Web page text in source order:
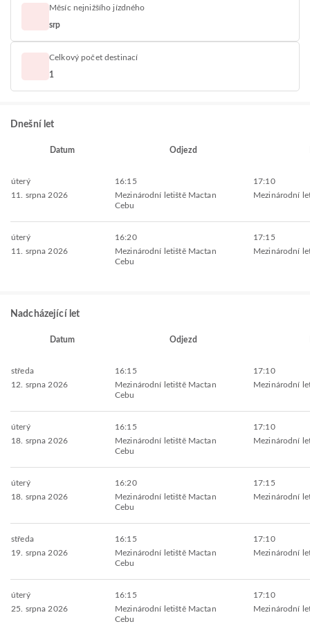
Měsíc nejnižšího jízdného
srp
Celkový počet destinací
1
Dnešní let
Datum Odjezd
úterý
11. srpna 2026
16:15
Mezinárodní letiště Mactan
Cebu
17:10
Mezinárodní
úterý
11. srpna 2026
16:20
Mezinárodní letiště Mactan
Cebu
17:15
Mezinárodní
Nadcházející let
Datum Odjezd
středa
12. srpna 2026
16:15
Mezinárodní letiště Mactan
Cebu
17:10
Mezinárodní
úterý
18. srpna 2026
16:15
Mezinárodní letiště Mactan
Cebu
17:10
Mezinárodní
úterý
18. srpna 2026
16:20
Mezinárodní letiště Mactan
Cebu
17:15
Mezinárodní
středa
19. srpna 2026
16:15
Mezinárodní letiště Mactan
Cebu
17:10
Mezinárodní
úterý
25. srpna 2026
16:15
Mezinárodní letiště Mactan
Cebu
17:10
Mezinárodní